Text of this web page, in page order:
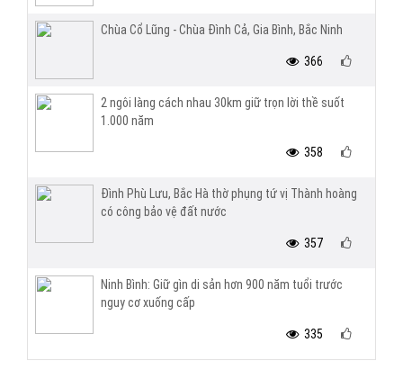
Chùa Cổ Lũng - Chùa Đình Cả, Gia Bình, Bắc Ninh
366
2 ngôi làng cách nhau 30km giữ trọn lời thề suốt
1.000 năm
358
Đình Phù Lưu, Bắc Hà thờ phụng tứ vị Thành hoàng
có công bảo vệ đất nước
357
Ninh Bình: Giữ gìn di sản hơn 900 năm tuổi trước
nguy cơ xuống cấp
335